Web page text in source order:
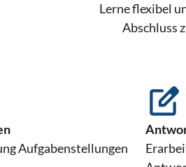
Lerne flexibel
Abschluss
Aufgabenstellungen